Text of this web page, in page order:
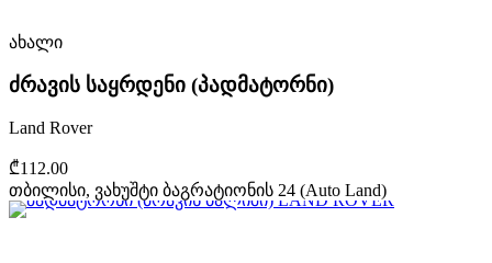
ახალი
ძრავის საყრდენი (პადმატორნი)
Land Rover
₾112.00
თბილისი, ვახუშტი ბაგრატიონის 24 (Auto Land)